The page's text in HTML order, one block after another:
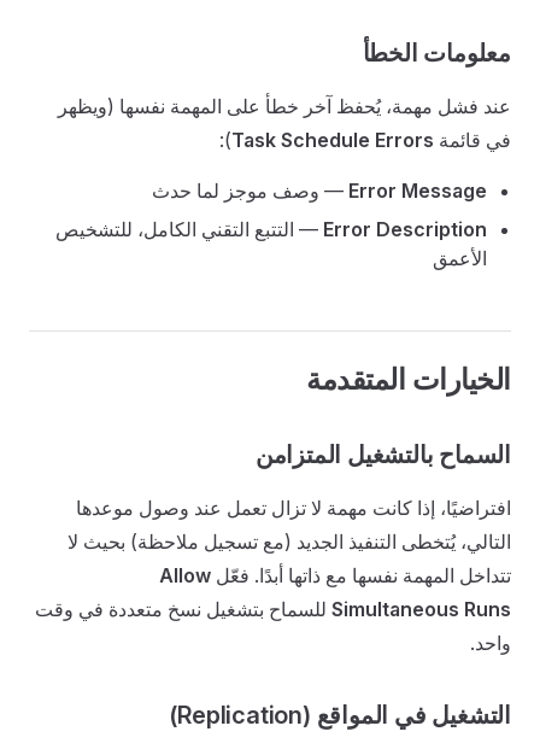
معلومات الخطأ
عند فشل مهمة، يُحفظ آخر خطأ على المهمة نفسها (ويظهر
في قائمة Task Schedule Errors
):
Error Message — وصف موجز لما حدث
Error Description — التتبع التقني الكامل، للتشخيص
الأعمق
الخيارات المتقدمة
السماح بالتشغيل المتزامن
افتراضيًا، إذا كانت مهمة لا تزال تعمل عند وصول موعدها
التالي، يُتخطى التنفيذ الجديد (مع تسجيل ملاحظة) بحيث لا
تتداخل المهمة نفسها مع ذاتها أبدًا. فعّل Allow
Simultaneous Runs للسماح بتشغيل نسخ متعددة في وقت
واحد.
التشغيل في المواقع (Replication)